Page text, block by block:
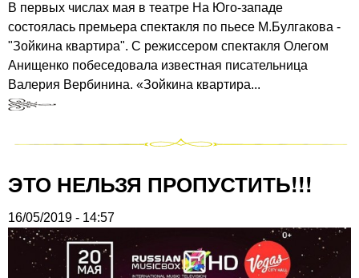
В первых числах мая в театре На Юго-западе
состоялась премьера спектакля по пьесе М.Булгакова -
"Зойкина квартира". С режиссером спектакля Олегом
Анищенко побеседовала известная писательница
Валерия Вербинина. «Зойкина квартира...
ЭТО НЕЛЬЗЯ ПРОПУСТИТЬ!!!
16/05/2019 - 14:57